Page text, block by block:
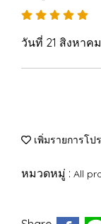
วันที่ 21 สิงหาคม
เพิ่มรายการโป
หมวดหมู่ : All